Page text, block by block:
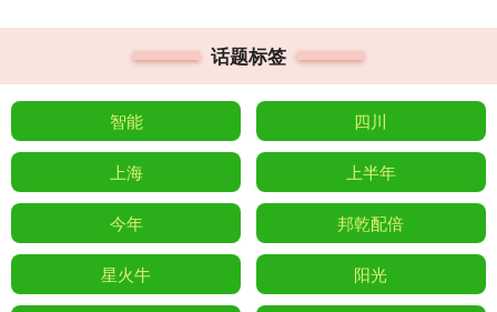
话题标签
智能 四川
上海 上半年
今年 邦乾配倍
星火牛 阳光